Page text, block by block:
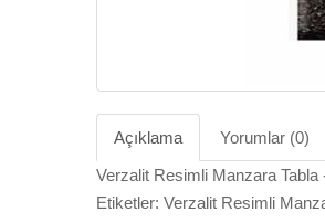
Açıklama
Yorumlar (0)
Verzalit Resimli Manzara Tabla
Etiketler: Verzalit Resimli